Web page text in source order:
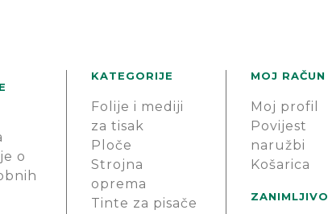
o
KATEGORIJE
Folije i mediji
za tisak
Ploče
Strojna
oprema
Tinte za pisače
MOJ RAČUN
Moj profil
Povijest
naružbi
Košarica
ZANIMLJIVO